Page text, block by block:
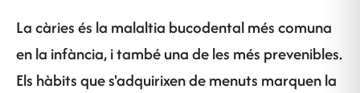
La càries és la malaltia bucodental més comuna
en la infància, i també una de les més prevenibles.
Els hàbits que s'adquirixen de menuts marquen la